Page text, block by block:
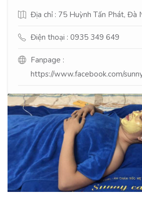
Địa chỉ : 75 Huỳnh Tấn Phát, Đà
Điện thoại : 0935 349 649
Fanpage :
https://www.facebook.com/